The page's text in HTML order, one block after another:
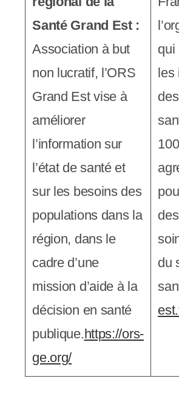
Santé Grand Est :
Association à but
non lucratif, l’ORS
Grand Est vise à
améliorer
l’information sur
l’état de santé et
sur les besoins des
populations dans la
région, dans le
cadre d’une
mission d’aide à la
décision en santé
publique.https://ors-
ge.org/
qui
les
du